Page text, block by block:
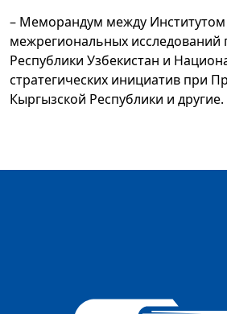
– Меморандум между Институтом
межрегиональных исследований
Республики Узбекистан и
стратегических инициатив при
Кыргызской Республики и другие.